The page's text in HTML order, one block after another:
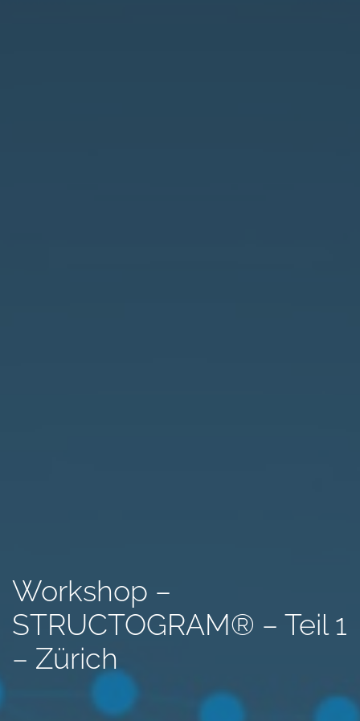
Workshop –
STRUCTOGRAM® – Teil 1
– Zürich